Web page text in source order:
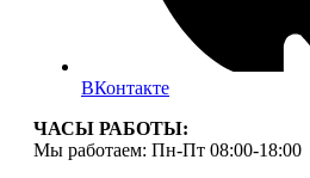
ВКонтакте
ЧАСЫ РАБОТЫ:
Мы работаем: Пн-Пт 08:00-18:00